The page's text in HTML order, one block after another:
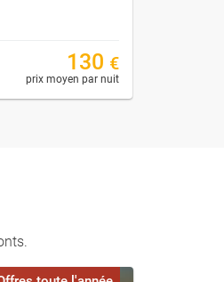
130 €
prix moyen par nuit